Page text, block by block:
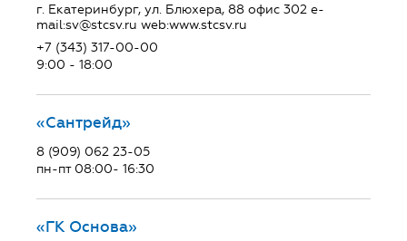
г. Екатеринбург, ул. Блюхера, 88 офис 302 e-
mail:sv@stcsv.ru web:www.stcsv.ru
+7 (343) 317-00-00
9:00 - 18:00
«Сантрейд»
8 (909) 062 23-05
пн-пт 08:00- 16:30
«ГК Основа»